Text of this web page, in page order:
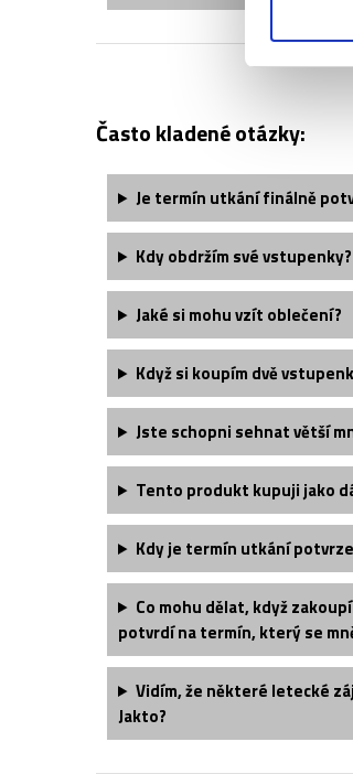
Často kladené otázky:
Je termín utkání finálně
Kdy obdržím své vstupenky?
Jaké si mohu vzít oblečení?
Když si koupím dvě
Jste schopni sehnat větší
Tento produkt kupuji jako
Kdy je termín utkání
Co mohu dělat, když
potvrdí na termín, který se
Vidím, že některé letecké
Jakto?